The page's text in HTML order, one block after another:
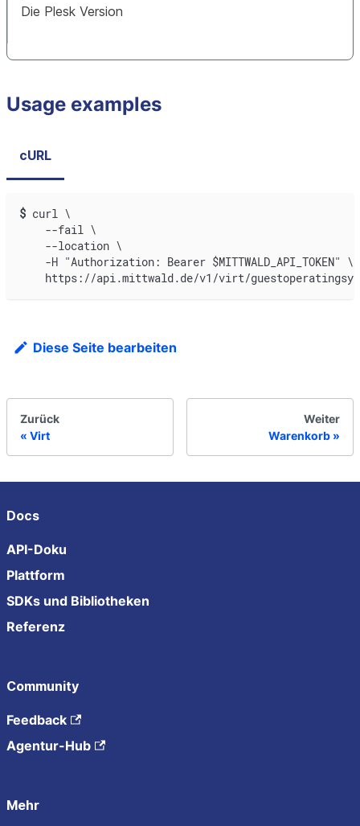
Die Plesk Version
Usage examples
cURL
$ curl \
    --fail \
    --location \
    -H "Authorization: Bearer $MITTWALD_API_TOKEN" \
https://api.mittwald.de/v1/virt/
Diese Seite bearbeiten
Zurück
Virt
Weiter
Warenkorb
Docs
API-Doku
Plattform
SDKs und Bibliotheken
Referenz
Community
Feedback
Agentur-Hub
Mehr